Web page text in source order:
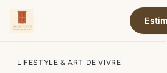
LIFESTYLE & ART DE VIVRE